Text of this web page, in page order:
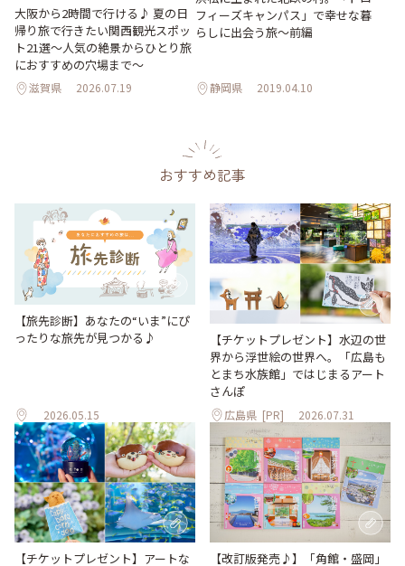
大阪から2時間で行ける♪ 夏の日
帰り旅で行きたい関西観光スポッ
ト21選～人気の絶景からひとり旅
におすすめの穴場まで～
滋賀県 2026.07.19
フィーズキャンパス」で幸せな暮
らしに出会う旅～前編
静岡県 2019.04.10
おすすめ記事
【旅先診断】あなたの“いま”にぴ
ったりな旅先が見つかる♪
2026.05.15
【チケットプレゼント】水辺の世
界から浮世絵の世界へ。「広島も
とまち水族館」ではじまるアート
さんぽ
広島県 [PR] 2026.07.31
【チケットプレゼント】アートな 【改訂版発売♪】「角館・盛岡」